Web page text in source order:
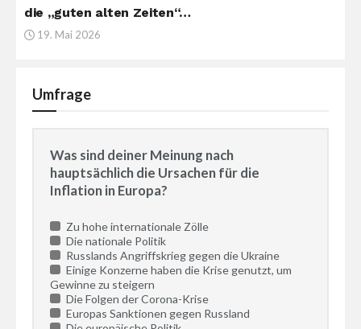
die „guten alten Zeiten“…
19. Mai 2026
Umfrage
Was sind deiner Meinung nach
hauptsächlich die Ursachen für die
Inflation in Europa?
Zu hohe internationale Zölle
Die nationale Politik
Russlands Angriffskrieg gegen die Ukraine
Einige Konzerne haben die Krise genutzt, um
Gewinne zu steigern
Die Folgen der Corona-Krise
Europas Sanktionen gegen Russland